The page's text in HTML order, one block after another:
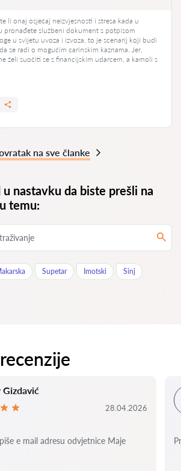
li onaj osjećaj neizvjesnosti i stresa kada u
pronađete službeni dokument s potpisom
u svijetu uvoza i izvoza, to je scenarij koji budi
se radi o mogućim carinskim kaznama. Jer,
želi suočiti se s financijskim udarcem, a kamoli s
na sve članke
nastavku da biste prešli na
temu:
Supetar Imotski Sinj
28.04.2026
e mail adresu odvjetnice Maje